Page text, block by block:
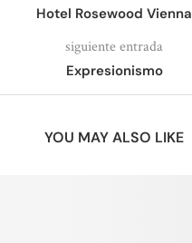
Hotel Rosewood Vienna
siguiente entrada
Expresionismo
YOU MAY ALSO LIKE